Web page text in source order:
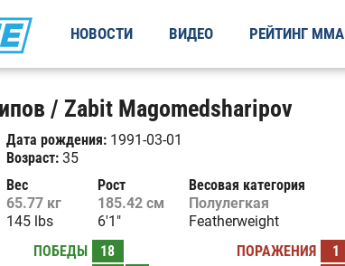
НОВОСТИ ВИДЕО РЕЙТИНГ ММА
/ Zabit Magomedsharipov
Дата рождения:1991-03-01
Возраст:35
Вес
65.77 кг
145 lbs
Рост
185.42 см
6'1"
Весовая категория
Полулегкая
Featherweight
ПОБЕДЫ
18 ПОРАЖЕНИЯ 1